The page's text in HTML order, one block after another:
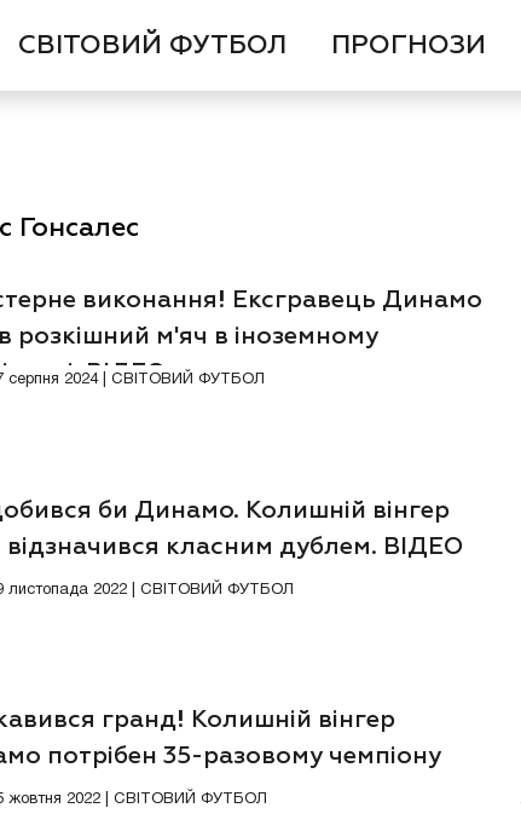
СВІТОВИЙ ФУТБОЛ ПРОГНОЗИ
Гонсалес
виконання! Ексгравець Динамо
розкішний м'яч в іноземному
ВІДЕО
серпня 2024 | СВІТОВИЙ ФУТБОЛ
би Динамо. Колишній вінгер
відзначився класним дублем. ВІДЕО
листопада 2022 | СВІТОВИЙ ФУТБОЛ
гранд! Колишній вінгер
потрібен 35-разовому чемпіону
жовтня 2022 | СВІТОВИЙ ФУТБОЛ